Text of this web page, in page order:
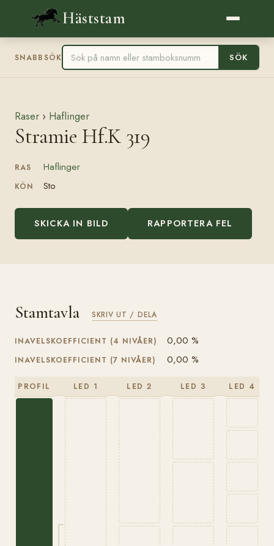
Häststam
SNABBSÖK SÖK
Raser › Haflinger
Stramie Hf.K 319
RAS Haflinger
KÖN Sto
SKICKA IN BILD RAPPORTERA FEL
Stamtavla SKRIV UT / DELA
INAVELSKOEFFICIENT (4 NIVÅER) 0,00 %
INAVELSKOEFFICIENT (7 NIVÅER) 0,00 %
PROFIL LED 1 LED 2 LED 3 LED 4